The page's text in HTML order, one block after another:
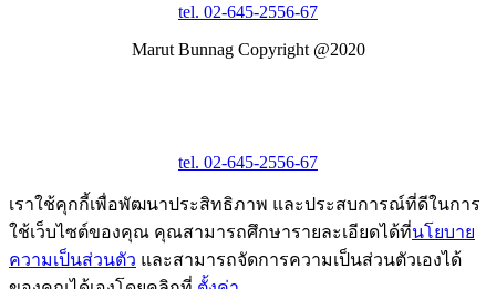
tel. 02-645-2556-67
Marut Bunnag Copyright @2020
tel. 02-645-2556-67
เราใช้คุกกี้เพื่อพัฒนาประสิทธิภาพ และประสบการณ์ที่ดีในการ
ใช้เว็บไซต์ของคุณ คุณสามารถศึกษารายละเอียดได้ที่นโยบาย
ความเป็นส่วนตัว และสามารถจัดการความเป็นส่วนตัวเองได้